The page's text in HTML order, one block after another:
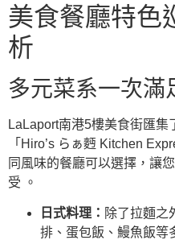
美食餐廳特色
析
多元菜系一次滿
LaLaport南港5樓美食街匯集
「Hiro’s らぁ麪 Kitchen
同風味的餐廳可以選擇，讓
受 。
日式料理： 除了拉麵之
排、蛋包飯、鰻魚飯等